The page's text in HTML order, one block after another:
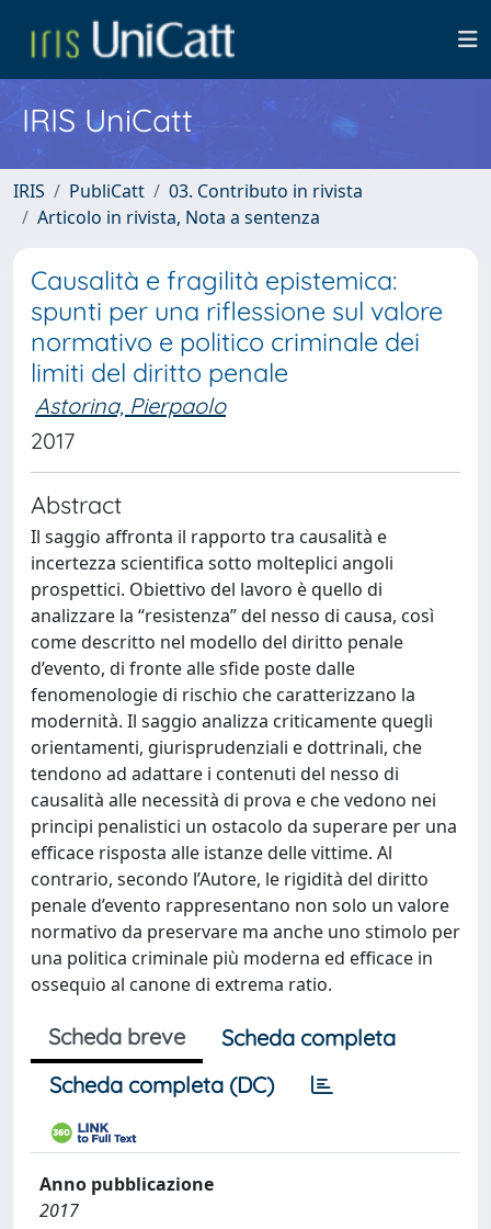
IRIS UniCatt
IRIS PubliCatt
03. Contributo in rivista
Articolo in rivista, Nota a sentenza
Causalità e fragilità epistemica:
spunti per una riflessione sul valore
normativo e politico criminale dei
limiti del diritto penale
Astorina, Pierpaolo
2017
Abstract
Il saggio affronta il rapporto tra causalità e
incertezza scientifica sotto molteplici angoli
prospettici. Obiettivo del lavoro è quello di
analizzare la “resistenza” del nesso di causa, così
come descritto nel modello del diritto penale
d’evento, di fronte alle sfide poste dalle
fenomenologie di rischio che caratterizzano la
modernità. Il saggio analizza criticamente quegli
orientamenti, giurisprudenziali e dottrinali, che
tendono ad adattare i contenuti del nesso di
causalità alle necessità di prova e che vedono nei
principi penalistici un ostacolo da superare per una
efficace risposta alle istanze delle vittime. Al
contrario, secondo l’Autore, le rigidità del diritto
penale d’evento rappresentano non solo un valore
normativo da preservare ma anche uno stimolo per
una politica criminale più moderna ed efficace in
ossequio al canone di extrema ratio.
Scheda breve
Scheda completa
Scheda completa (DC)
Anno pubblicazione
2017